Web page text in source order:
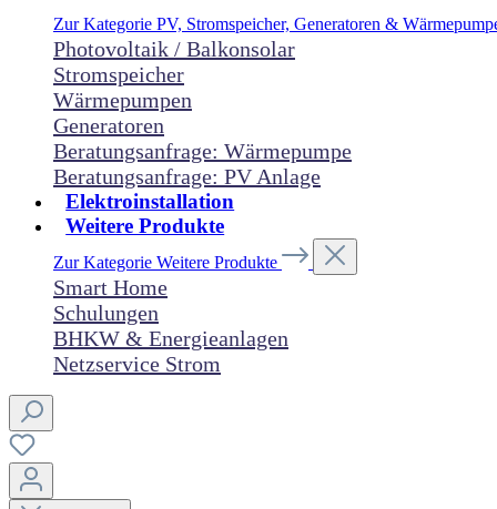
Zur Kategorie PV, Stromspeicher, Generatoren &
Photovoltaik / Balkonsolar
Stromspeicher
Wärmepumpen
Generatoren
Beratungsanfrage: Wärmepumpe
Beratungsanfrage: PV Anlage
Elektroinstallation
Weitere Produkte
Zur Kategorie Weitere Produkte
Smart Home
Schulungen
BHKW & Energieanlagen
Netzservice Strom